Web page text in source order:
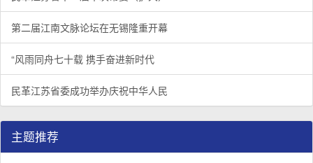
第二届江南文脉论坛在无锡隆重开幕
“风雨同舟七十载 携手奋进新时代
民革江苏省委成功举办庆祝中华人民
主题推荐